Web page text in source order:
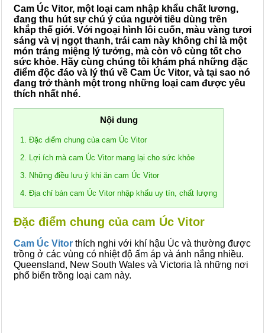
Cam Úc Vitor, một loại cam nhập khẩu chất lương,
đang thu hút sự chú ý của người tiêu dùng trên
khắp thế giới. Với ngoại hình lôi cuốn, màu vàng tươi
sáng và vị ngọt thanh, trái cam này không chỉ là một
món tráng miệng lý tưởng, mà còn vô cùng tốt cho
sức khỏe. Hãy cùng chúng tôi khám phá những đặc
điểm độc đáo và lý thú về Cam Úc Vitor, và tại sao nó
đang trở thành một trong những loại cam được yêu
thích nhất nhé.
Nội dung
1. Đặc điểm chung của cam Úc Vitor
2. Lợi ích mà cam Úc Vitor mang lại cho sức khỏe
3. Những điều lưu ý khi ăn cam Úc Vitor
4. Địa chỉ bán cam Úc Vitor nhập khẩu uy tín, chất lượng
Đặc điểm chung của cam Úc Vitor
Cam Úc Vitor thích nghi với khí hậu Úc và thường được
trồng ở các vùng có nhiệt độ ấm áp và ánh nắng nhiều.
Queensland, New South Wales và Victoria là những nơi
phổ biến trồng loại cam này.